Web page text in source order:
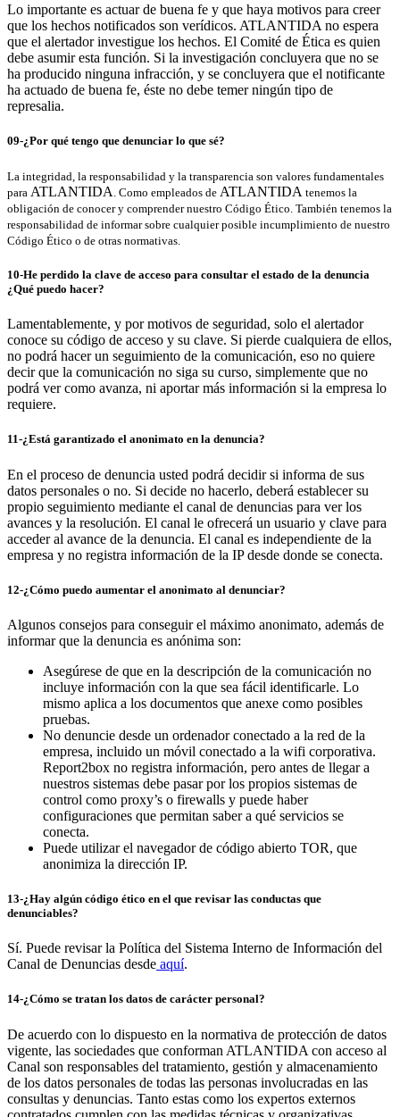
Lo importante es actuar de buena fe y que haya motivos para creer
que los hechos notificados son verídicos. ATLANTIDA no espera
que el alertador investigue los hechos. El Comité de Ética es quien
debe asumir esta función. Si la investigación concluyera que no se
ha producido ninguna infracción, y se concluyera que el notificante
ha actuado de buena fe, éste no debe temer ningún tipo de
represalia.
09-¿Por qué tengo que denunciar lo que sé?
La integridad, la responsabilidad y la transparencia son valores fundamentales
para ATLANTIDA . Como empleados de ATLANTIDA tenemos la
obligación de conocer y comprender nuestro Código Ético. También tenemos la
responsabilidad de informar sobre cualquier posible incumplimiento de nuestro
Código Ético o de otras normativas.
10-He perdido la clave de acceso para consultar el estado de la denuncia
¿Qué puedo hacer?
Lamentablemente, y por motivos de seguridad, solo el alertador
conoce su código de acceso y su clave. Si pierde cualquiera de ellos,
no podrá hacer un seguimiento de la comunicación, eso no quiere
decir que la comunicación no siga su curso, simplemente que no
podrá ver como avanza, ni aportar más información si la empresa lo
requiere.
11-¿Está garantizado el anonimato en la denuncia?
En el proceso de denuncia usted podrá decidir si informa de sus
datos personales o no. Si decide no hacerlo, deberá establecer su
propio seguimiento mediante el canal de denuncias para ver los
avances y la resolución. El canal le ofrecerá un usuario y clave para
acceder al avance de la denuncia. El canal es independiente de la
empresa y no registra información de la IP desde donde se conecta.
12-¿Cómo puedo aumentar el anonimato al denunciar?
Algunos consejos para conseguir el máximo anonimato, además de
informar que la denuncia es anónima son:
Asegúrese de que en la descripción de la comunicación no
incluye información con la que sea fácil identificarle. Lo
mismo aplica a los documentos que anexe como posibles
pruebas.
No denuncie desde un ordenador conectado a la red de la
empresa, incluido un móvil conectado a la wifi corporativa.
Report2box no registra información, pero antes de llegar a
nuestros sistemas debe pasar por los propios sistemas de
control como proxy’s o firewalls y puede haber
configuraciones que permitan saber a qué servicios se
conecta.
Puede utilizar el navegador de código abierto TOR, que
anonimiza la dirección IP.
13-¿Hay algún código ético en el que revisar las conductas que
denunciables?
Sí. Puede revisar la Política del Sistema Interno de Información del
Canal de Denuncias desde aquí.
14-¿Cómo se tratan los datos de carácter personal?
De acuerdo con lo dispuesto en la normativa de protección de datos
vigente, las sociedades que conforman ATLANTIDA con acceso al
Canal son responsables del tratamiento, gestión y almacenamiento
de los datos personales de todas las personas involucradas en las
consultas y denuncias. Tanto estas como los expertos externos